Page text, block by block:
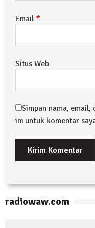
Email *
Situs Web
Simpan nama, email,
ini untuk komentar
radiowaw.com